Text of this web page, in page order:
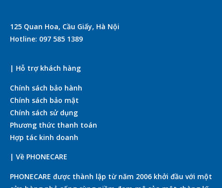
125 Quan Hoa, Cầu Giấy, Hà Nội
Hotline: 097 585 1389
| Hỗ trợ khách hàng
Chính sách bảo hành
Chính sách bảo mật
Chính sách sử dụng
Phương thức thanh toán
Hợp tác kinh doanh
| Về PHONECARE
PHONECARE được thành lập từ năm 2006 khởi đầu với một